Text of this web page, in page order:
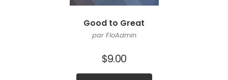
Good to Great
par FloAdmin
$9.00